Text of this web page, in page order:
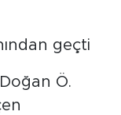
geçti
Ö.